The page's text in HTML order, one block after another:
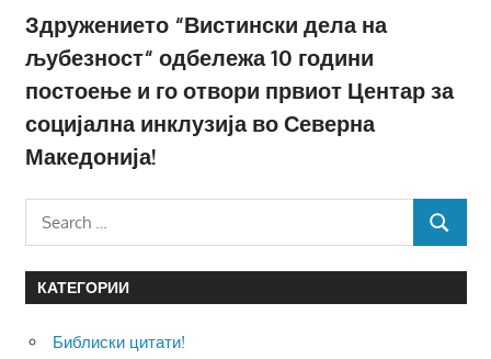
Здружението “Вистински дела на
љубезност“ одбележа 10 години
постоење и го отвори првиот Центар за
социјална инклузија во Северна
Македонија!
Search
for:
SEARCH
КАТЕГОРИИ
Библиски цитати!